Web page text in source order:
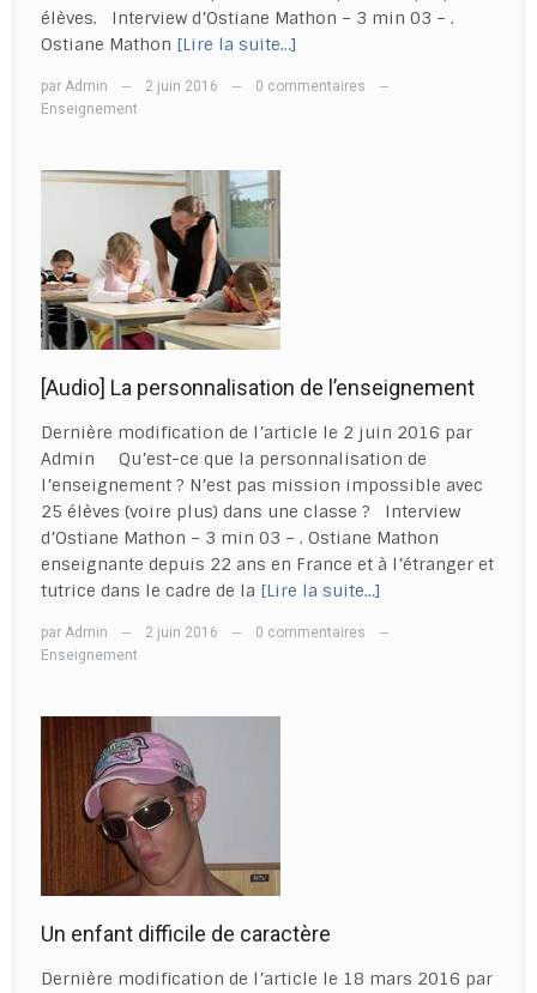
élèves. Interview d’Ostiane Mathon – 3 min 03 – .
Ostiane Mathon [Lire la suite…]
par Admin — 2 juin 2016 — 0 commentaires —
Enseignement
[Audio] La personnalisation de l’enseignement
Dernière modification de l’article le 2 juin 2016 par
Admin Qu’est-ce que la personnalisation de
l’enseignement ? N’est pas mission impossible avec
25 élèves (voire plus) dans une classe ? Interview
d’Ostiane Mathon – 3 min 03 – . Ostiane Mathon
enseignante depuis 22 ans en France et à l’étranger et
tutrice dans le cadre de la [Lire la suite…]
par Admin — 2 juin 2016 — 0 commentaires —
Enseignement
Un enfant difficile de caractère
Dernière modification de l’article le 18 mars 2016 par